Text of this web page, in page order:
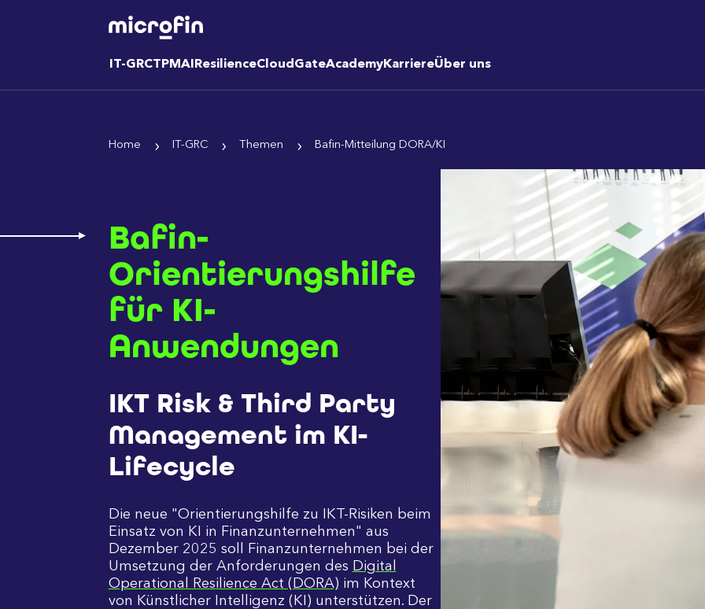
IT-GRCTPMAI ResilienceCloudGateAcademyKarriereÜber uns
Home IT-GRC Themen Bafin-Mitteilung DORA/KI
Bafin-
Orientierungshilfe
für KI-
Anwendungen
IKT Risk & Third Party
Management im KI-
Lifecycle
Die neue "Orientierungshilfe zu IKT-Risiken beim
Einsatz von KI in Finanz­unternehmen" aus
Dezember 2025 soll Finanz­unternehmen bei der
Umsetzung der Anfor­de­run­gen des Digital
Opera­tional Resilience Act (DORA) im Kontext
von Künst­licher Intelligenz (KI) unter­stützen. Der